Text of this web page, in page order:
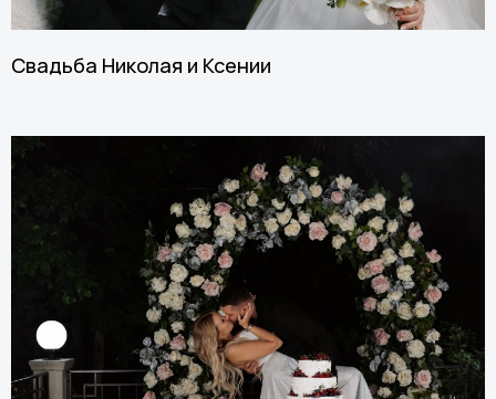
Свадьба Николая и Ксении